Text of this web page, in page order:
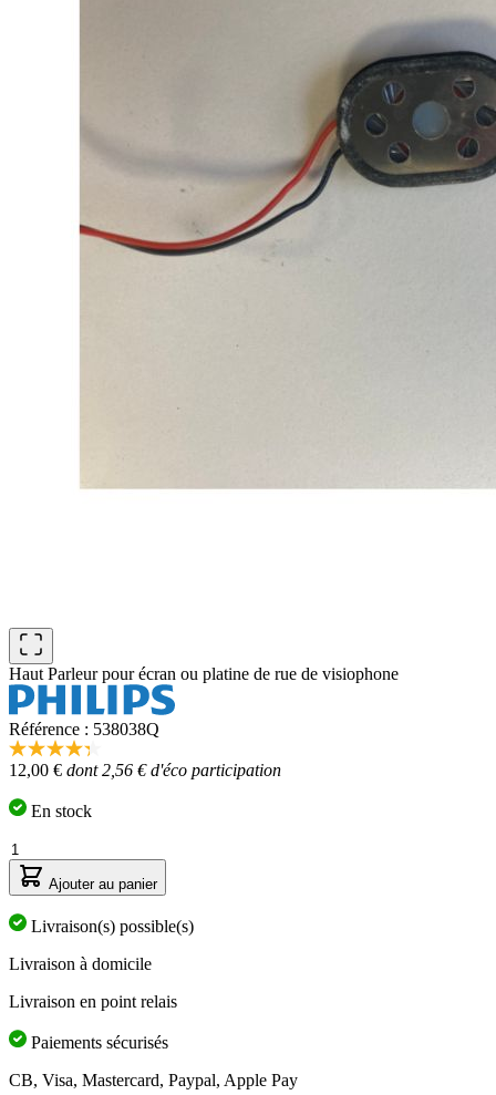
Haut Parleur pour écran ou platine de rue de visiophone
Référence : 538038Q
4.3
étoiles
5,
de
la
note
moyenne.
Read
3
Lien
la
page.
12,00 € dont 2,56 € d'éco participation
En stock
Quantité
Ajouter au panier
Livraison(s) possible(s)
Livraison à domicile
Livraison en point relais
Paiements sécurisés
CB, Visa, Mastercard, Paypal, Apple Pay